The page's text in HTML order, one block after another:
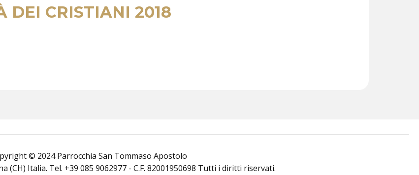
DEI CRISTIANI 2018
© 2024 Parrocchia San Tommaso Apostolo
(CH) Italia. Tel. +39 085 9062977 - C.F. 82001950698 Tutti i diritti riservati.